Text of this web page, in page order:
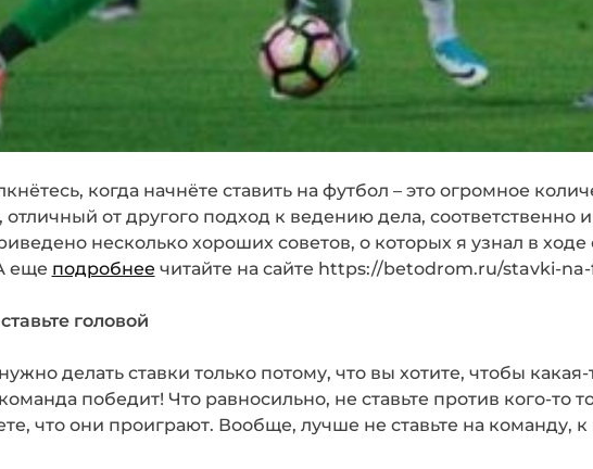
когда начнёте ставить на футбол – это огромное
отличный от другого подход к ведению дела, соответственно
несколько хороших советов, о которых я узнал в ходе
еще подробнеечитайте на сайте https://betodrom.ru/stavki-
головой
делать ставки только потому, что вы хотите, чтобы
команда победит! Что равносильно, не ставьте против кого-то
что они проиграют. Вообще, лучше не ставьте на